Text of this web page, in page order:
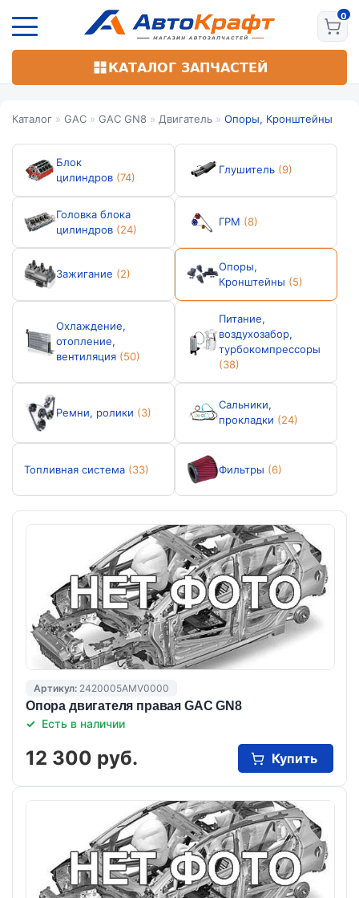
основному
КАТАЛОГ ЗАПЧАСТЕЙ
Каталог » GAC » GAC GN8 » Двигатель » Опоры, Кронштейны
Блок
цилиндров (74)
Глушитель (9)
Головка блока
цилиндров (24)
ГРМ (8)
Зажигание (2)
Опоры,
Кронштейны (5)
Охлаждение,
отопление,
вентиляция (50)
Питание,
воздухозабор,
турбокомпрессоры
(38)
Ремни, ролики (3)
Сальники,
прокладки (24)
Топливная система (33) Фильтры (6)
Артикул: 2420005AMV0000
Опора двигателя правая GAC GN8
Есть в наличии
12 300 руб. Купить